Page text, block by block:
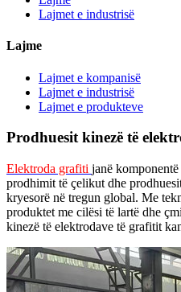
Lajmet e industrisë
Lajme
Lajmet e kompanisë
Lajmet e industrisë
Lajmet e produkteve
Prodhuesit kinezë të
Elektroda grafiti janë
prodhimit të çelikut dhe
kryesorë në tregun global. Me
produktet me cilësi të lartë dhe
kinezë të elektrodave të grafitit